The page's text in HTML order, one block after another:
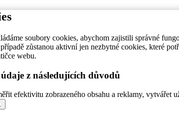
soubory cookies, abychom zajistili správné
zůstanou aktivní jen nezbytné cookies, které
webu.
z následujících důvodů
efektivitu zobrazeného obsahu a reklamy,